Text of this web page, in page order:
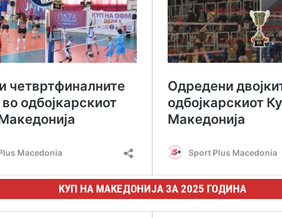
КУП НА МАКЕДОНИЈА ЗА 2025 ГОДИНА